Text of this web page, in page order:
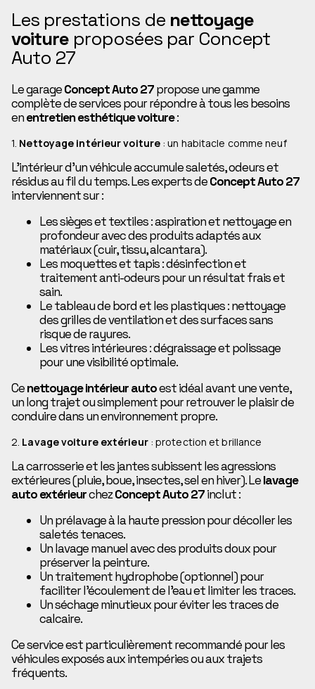
Les prestations de nettoyage
voiture proposées par Concept
Auto 27
Le garageConcept Auto 27propose une gamme
complète de services pour répondre à tous les besoins
enentretien esthétique voiture:
1. Nettoyage intérieur voiture : un habitacle comme neuf
L’intérieur d’un véhicule accumule saletés, odeurs et
résidus au fil du temps. Les experts deConcept Auto 27
interviennent sur :
Les sièges et textiles : aspiration et nettoyage en
profondeur avec des produits adaptés aux
matériaux (cuir, tissu, alcantara).
Les moquettes et tapis : désinfection et
traitement anti-odeurs pour un résultat frais et
sain.
Le tableau de bord et les plastiques : nettoyage
des grilles de ventilation et des surfaces sans
risque de rayures.
Les vitres intérieures : dégraissage et polissage
pour une visibilité optimale.
Cenettoyage intérieur autoest idéal avant une vente,
un long trajet ou simplement pour retrouver le plaisir de
conduire dans un environnement propre.
2. Lavage voiture extérieur: protection et brillance
La carrosserie et les jantes subissent les agressions
extérieures (pluie, boue, insectes, sel en hiver). Lelavage
auto extérieurchezConcept Auto 27inclut :
Un prélavage à la haute pression pour décoller les
saletés tenaces.
Un lavage manuel avec des produits doux pour
préserver la peinture.
Un traitement hydrophobe (optionnel) pour
faciliter l’écoulement de l’eau et limiter les traces.
Un séchage minutieux pour éviter les traces de
calcaire.
Ce service est particulièrement recommandé pour les
véhicules exposés aux intempéries ou aux trajets
fréquents.